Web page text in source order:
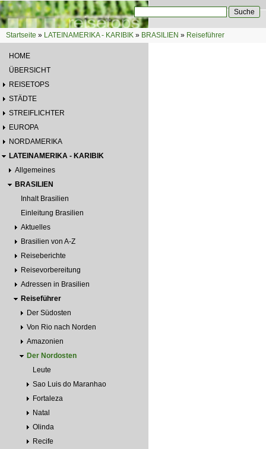
Direkt zum Inhalt
Suchformular
Sie sind hier
Startseite » LATEINAMERIKA - KARIBIK » BRASILIEN » Reiseführer
HOME
ÜBERSICHT
REISETOPS
STÄDTE
STREIFLICHTER
EUROPA
NORDAMERIKA
LATEINAMERIKA - KARIBIK
Allgemeines
BRASILIEN
Inhalt Brasilien
Einleitung Brasilien
Aktuelles
Brasilien von A-Z
Reiseberichte
Reisevorbereitung
Adressen in Brasilien
Reiseführer
Der Südosten
Von Rio nach Norden
Amazonien
Der Nordosten
Leute
Sao Luis do Maranhao
Fortaleza
Natal
Olinda
Recife